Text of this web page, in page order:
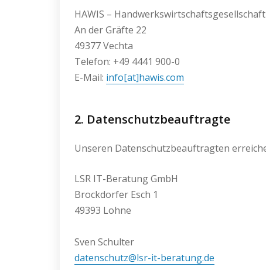
HAWIS –
An der Gräfte 22
49377 Vechta
Telefon: +49 4441 900-0
E-Mail: info[at]hawis.com
2. Datenschutzbeauftragte
Unseren Datenschutzbeauftragten
LSR IT-Beratung GmbH
Brockdorfer Esch 1
49393 Lohne
Sven Schulter
datenschutz@lsr-it-beratung.de